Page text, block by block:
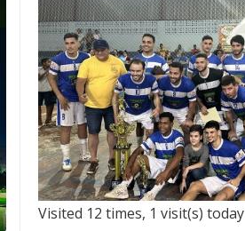
Visited 12 times, 1 visit(s) today